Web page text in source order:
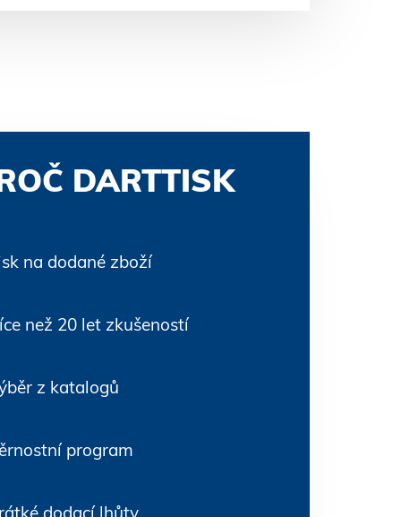
DARTTISK
na dodané zboží
než 20 let zkušeností
z katalogů
program
dodací lhůty